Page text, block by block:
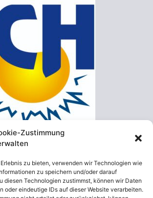
Zustimmung
zu bieten, verwenden wir Technologien wie
zu speichern und/oder darauf
diesen Technologien zustimmst, können wir Daten
oder eindeutige IDs auf dieser Website verarbeiten.
Kommentar
sein, um einen